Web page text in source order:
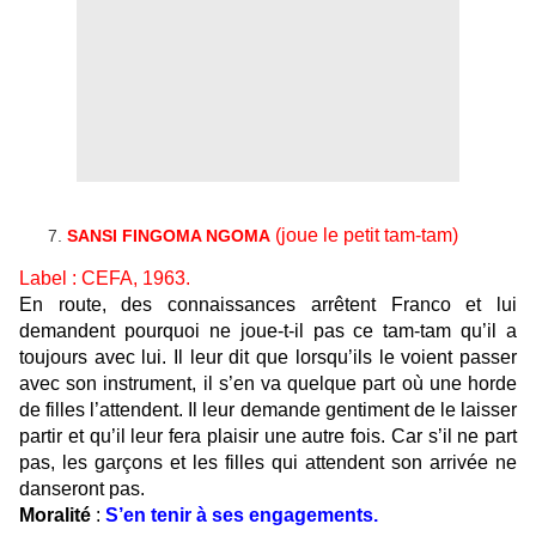
SANSI FINGOMA NGOMA (joue le petit tam-tam)
Label : CEFA, 1963.
En route, des connaissances arrêtent Franco et lui
demandent pourquoi ne joue-t-il pas ce tam-tam qu’il a
toujours avec lui. Il leur dit que lorsqu’ils le voient passer
avec son instrument, il s’en va quelque part où une horde
de filles l’attendent. Il leur demande gentiment de le laisser
partir et qu’il leur fera plaisir une autre fois. Car s’il ne part
pas, les garçons et les filles qui attendent son arrivée ne
danseront pas.
Moralité : S’en tenir à ses engagements.